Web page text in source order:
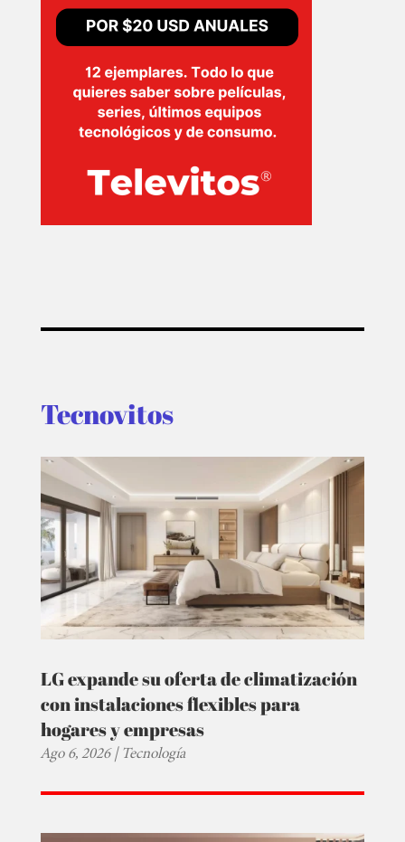
Tecnovitos
LG expande su oferta de climatización
con instalaciones flexibles para
hogares y empresas
Ago 6, 2026|Tecnología